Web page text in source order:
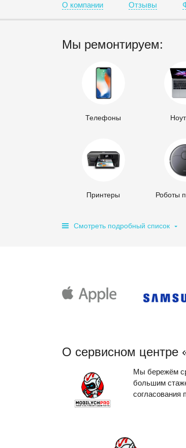
О компании Отзывы
Мы ремонтируем:
Телефоны
Принтеры Роботы
Смотреть подробный список
О сервисном
Мы бережём
большим
согласования